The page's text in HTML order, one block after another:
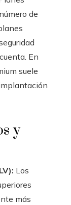
de
En
suele
y
Los
más